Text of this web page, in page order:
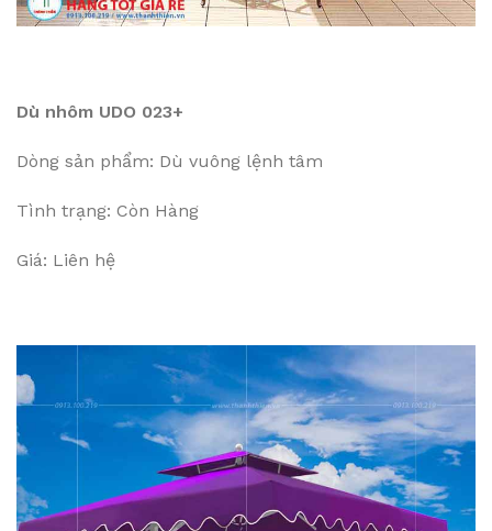
Dù nhôm UDO 023+
Dòng sản phẩm: Dù vuông lệnh tâm
Tình trạng: Còn Hàng
Giá: Liên hệ